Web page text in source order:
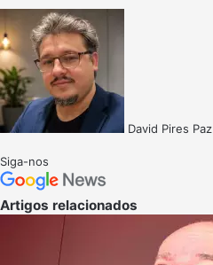
David Pires Paz
Siga-nos
Artigos relacionados